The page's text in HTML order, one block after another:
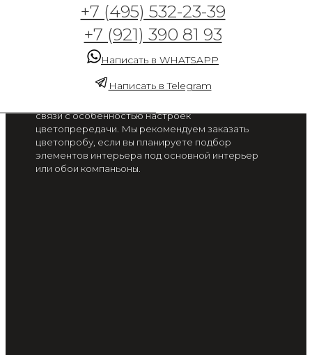
+7 (495) 532-23-39
+7 (921) 390 81 93
Написать в WHATSAPP
Написать в Telegram
Арт. Безмятежный
бамбуковый лес 11037
от 2 300 руб. / м2
Цвет на экране вашего смартфона или монитора
связи с особенностью настроек
цветопрередачи. Мы рекомендуем заказать
цветопробу, если вы планируете подбор
элементов интерьера под основной интерьер
или обои компаньоны.